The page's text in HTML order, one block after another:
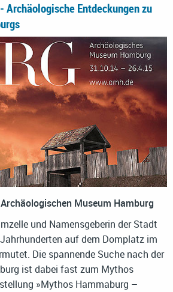
Archäologische Entdeckungen zu
Museum Hamburg
und Namensgeberin der Stadt
auf dem Domplatz im
Die spannende Suche nach der
ist dabei fast zum Mythos
»Mythos Hammaburg –